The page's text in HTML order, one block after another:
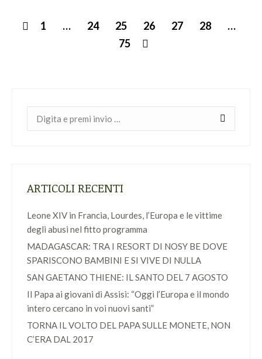
1 … 24 25 26 27 28
…
75
ARTICOLI RECENTI
Leone XIV in Francia, Lourdes, l’Europa e le vittime
degli abusi nel fitto programma
MADAGASCAR: TRA I RESORT DI NOSY BE DOVE
SPARISCONO BAMBINI E SI VIVE DI NULLA
SAN GAETANO THIENE: IL SANTO DEL 7 AGOSTO
Il Papa ai giovani di Assisi: “Oggi l’Europa e il mondo
intero cercano in voi nuovi santi”
TORNA IL VOLTO DEL PAPA SULLE MONETE, NON
C’ERA DAL 2017